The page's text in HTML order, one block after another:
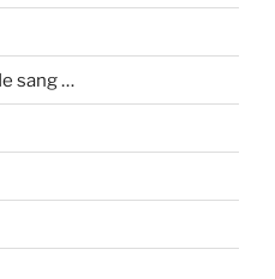
sang …